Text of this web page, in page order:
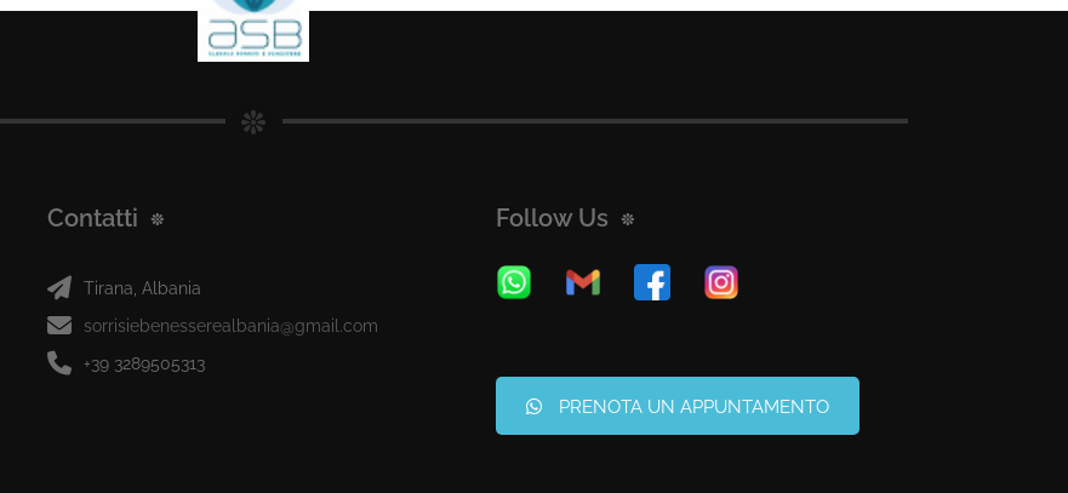
Contatti
Tirana, Albania
sorrisiebenesserealbania@gmail.com
+39 3289505313
Follow Us
PRENOTA UN APPUNTAMENTO